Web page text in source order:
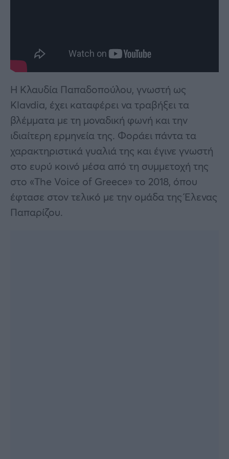
Η Κλαυδία Παπαδοπούλου, γνωστή ως
Klavdia, έχει καταφέρει να τραβήξει τα
βλέμματα με τη μοναδική φωνή και την
ιδιαίτερη ερμηνεία της. Φοράει πάντα τα
χαρακτηριστικά γυαλιά της και έγινε γνωστή
στο ευρύ κοινό μέσα από τη συμμετοχή της
στο «The Voice of Greece» το 2018, όπου
έφτασε στον τελικό με την ομάδα της Έλενας
Παπαρίζου.